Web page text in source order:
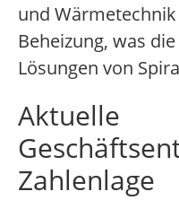
und
Beheizung, was
Lösungen von
Aktuelle
Zahlenlage